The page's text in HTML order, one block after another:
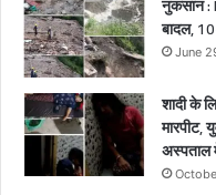
बादल,
June
शादी के
मारपीट,
अस्पताल